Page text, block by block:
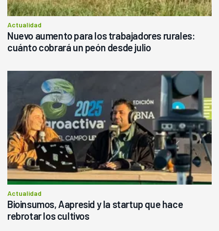
Actualidad
Nuevo aumento para los trabajadores rurales:
cuánto cobrará un peón desde julio
Actualidad
Bioinsumos, Aapresid y la startup que hace
rebrotar los cultivos